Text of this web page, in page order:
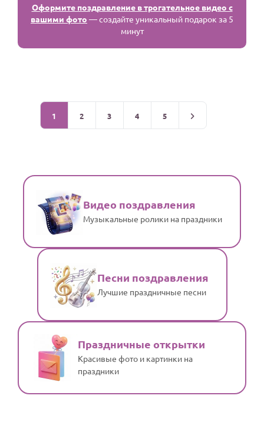
Оформите поздравление в трогательное видео с
вашими фото — создайте уникальный подарок за 5
минут
1 2 3 4 5
Видео поздравления
Музыкальные ролики на праздники
Песни поздравления
Лучшие праздничные песни
Праздничные открытки
Красивые фото и картинки на
праздники